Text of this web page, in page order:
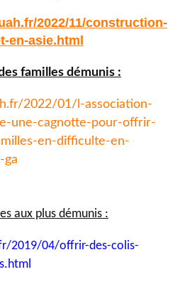
2022/11/construction-
en-asie.html
familles démunis :
2022/01/l-association-
une-cagnotte-pour-offrir-
en-difficulte-en-
ga
aux plus démunis :
2019/04/offrir-des-colis-